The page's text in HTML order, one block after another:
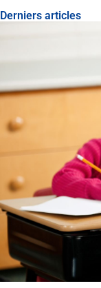
Derniers articles